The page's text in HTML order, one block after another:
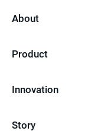
About
Product
Innovation
Story